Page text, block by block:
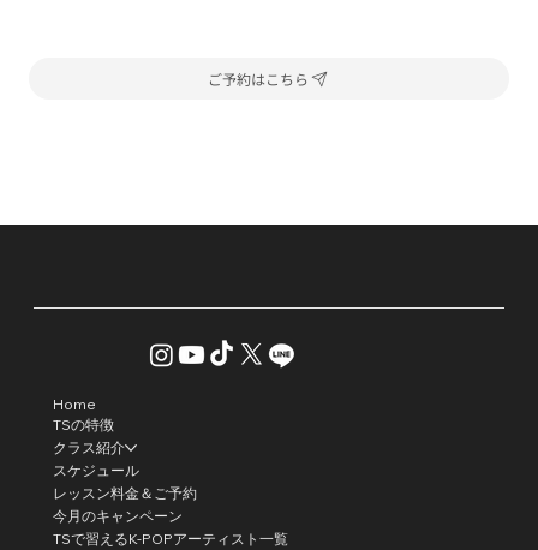
ご予約はこちら
Home
TSの特徴
クラス紹介
スケジュール
レッスン料金＆ご予約
今月のキャンペーン
TSで習えるK-POPアーティスト一覧